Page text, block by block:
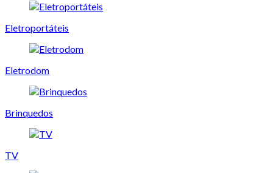
Eletroportáteis
Eletrodom
Brinquedos
TV